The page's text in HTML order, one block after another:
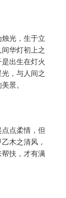
光，生于立
华灯初上之
出生在灯火
，与人间之
景。
点柔情，但
木之清风，
扶，才有满